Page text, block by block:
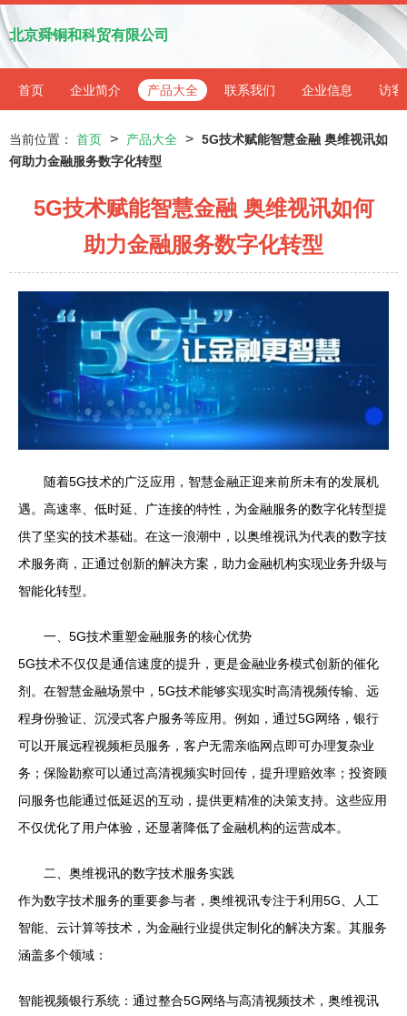
北京舜铜和科贸有限公司
首页 企业简介 产品大全 联系我们 企业信息 访客
当前位置： 首页 > 产品大全 > 5G技术赋能智慧金融 奥维视讯如
何助力金融服务数字化转型
5G技术赋能智慧金融 奥维视讯如何
助力金融服务数字化转型
随着5G技术的广泛应用，智慧金融正迎来前所未有的发展机
遇。高速率、低时延、广连接的特性，为金融服务的数字化转型提
供了坚实的技术基础。在这一浪潮中，以奥维视讯为代表的数字技
术服务商，正通过创新的解决方案，助力金融机构实现业务升级与
智能化转型。
一、5G技术重塑金融服务的核心优势
5G技术不仅仅是通信速度的提升，更是金融业务模式创新的催化
剂。在智慧金融场景中，5G技术能够实现实时高清视频传输、远
程身份验证、沉浸式客户服务等应用。例如，通过5G网络，银行
可以开展远程视频柜员服务，客户无需亲临网点即可办理复杂业
务；保险勘察可以通过高清视频实时回传，提升理赔效率；投资顾
问服务也能通过低延迟的互动，提供更精准的决策支持。这些应用
不仅优化了用户体验，还显著降低了金融机构的运营成本。
二、奥维视讯的数字技术服务实践
作为数字技术服务的重要参与者，奥维视讯专注于利用5G、人工
智能、云计算等技术，为金融行业提供定制化的解决方案。其服务
涵盖多个领域：
智能视频银行系统：通过整合5G网络与高清视频技术，奥维视讯